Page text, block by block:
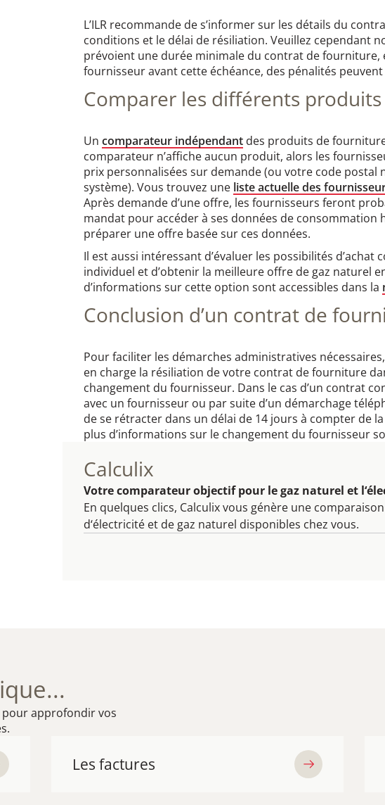
L’ILR recommande de s’informer sur les détails du
conditions et le délai de résiliation. Veuillez cependant
prévoient une durée minimale du contrat de fourniture,
fournisseur avant cette échéance, des pénalités
Comparer les différents produits
Un comparateur indépendantdes produits de fourniture
comparateur n’affiche aucun produit, alors les
prix personnalisées sur demande (ou votre code postal
système). Vous trouvez une liste actuelle des
Après demande d’une offre, les fournisseurs feront
mandat pour accéder à ses données de
préparer une offre basée sur ces données.
Il est aussi intéressant d’évaluer les possibilités d’achat
individuel et d’obtenir la meilleure offre de gaz naturel
d’informations sur cette option sont accessibles dans la
Conclusion d’un contrat de
Pour faciliter les démarches administratives
en charge la résiliation de votre contrat de fourniture
changement du fournisseur. Dans le cas d’un contrat
avec un fournisseur ou par suite d’un démarchage
de se rétracter dans un délai de 14 jours à compter de
plus d’informations sur le changement du fournisseur
Calculix
Votre comparateur objectif pour le gaz naturel et
En quelques clics, Calculix vous génère une
d‘électricité et de gaz naturel disponibles chez vous.
pour approfondir vos
Les factures